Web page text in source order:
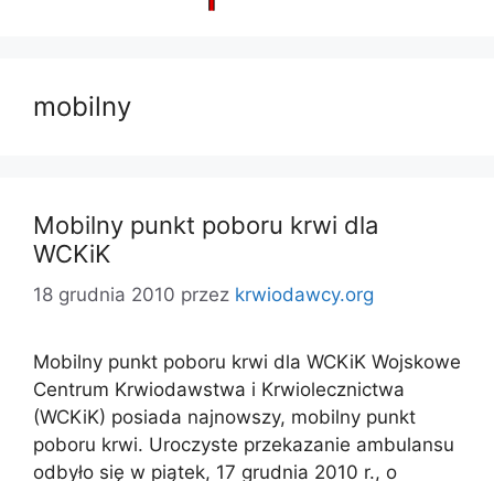
mobilny
Mobilny punkt poboru krwi dla
WCKiK
18 grudnia 2010 przez krwiodawcy.org
Mobilny punkt poboru krwi dla WCKiK Wojskowe
Centrum Krwiodawstwa i Krwiolecznictwa
(WCKiK) posiada najnowszy, mobilny punkt
poboru krwi. Uroczyste przekazanie ambulansu
odbyło się w piątek, 17 grudnia 2010 r., o